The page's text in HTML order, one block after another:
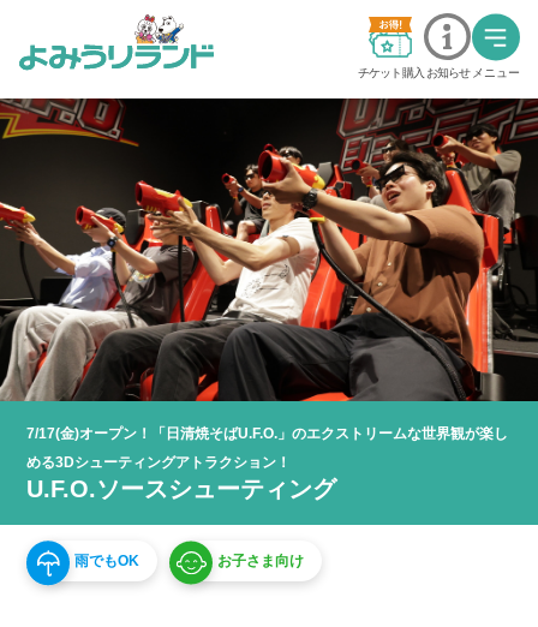
チケット購入 お知らせ メニュー
料金・チケット
営業時間・カレンダー
交通アクセス
アトラクション
グッジョバ!!
イベント
ステージショー
アシカショー
7/17(金)オープン！「日清焼そばU.F.O.」のエクストリームな世界観が楽し
める3Dシューティングアトラクション！
U.F.O.ソースシューティング
雨でもOK お子さま向け